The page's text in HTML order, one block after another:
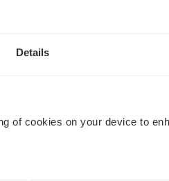
Details
of cookies on your device to
Cargo